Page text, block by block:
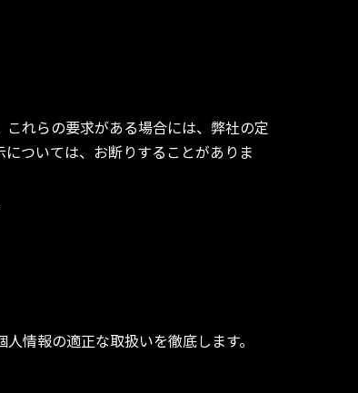
れらの要求がある場合には、弊社の定
ついては、お断りすることがありま
情報の適正な取扱いを徹底します。